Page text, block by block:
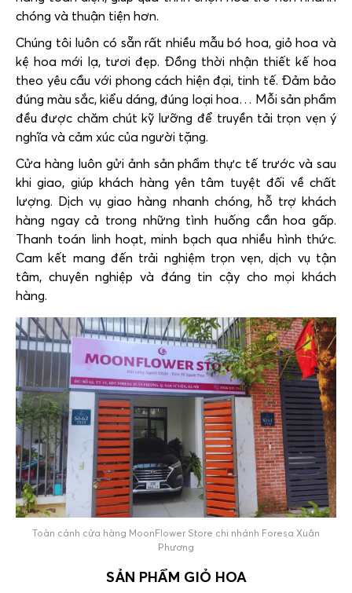
chóng và thuận tiện hơn.
Chúng tôi luôn có sẵn rất nhiều mẫu bó hoa, giỏ hoa và
kệ hoa mới lạ, tươi đẹp. Đồng thời nhận thiết kế hoa
theo yêu cầu với phong cách hiện đại, tinh tế. Đảm bảo
đúng màu sắc, kiểu dáng, đúng loại hoa… Mỗi sản phẩm
đều được chăm chút kỹ lưỡng để truyền tải trọn vẹn ý
nghĩa và cảm xúc của người tặng.
Cửa hàng luôn gửi ảnh sản phẩm thực tế trước và sau
khi giao, giúp khách hàng yên tâm tuyệt đối về chất
lượng. Dịch vụ giao hàng nhanh chóng, hỗ trợ khách
hàng ngay cả trong những tình huống cần hoa gấp.
Thanh toán linh hoạt, minh bạch qua nhiều hình thức.
Cam kết mang đến trải nghiệm trọn vẹn, dịch vụ tận
tâm, chuyên nghiệp và đáng tin cậy cho mọi khách
hàng.
Toàn cảnh cửa hàng MoonFlower Store chi nhánh Foresa Xuân
Phương
SẢN PHẨM GIỎ HOA